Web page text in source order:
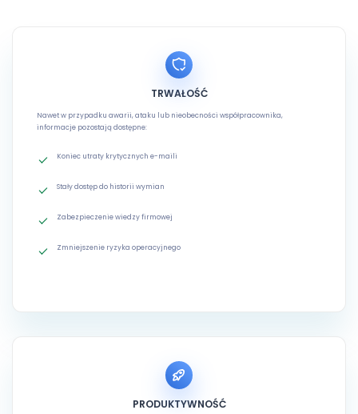
TRWAŁOŚĆ
Nawet w przypadku awarii, ataku lub nieobecności współpracownika,
informacje pozostają dostępne:
Koniec utraty krytycznych e-maili
Stały dostęp do historii wymian
Zabezpieczenie wiedzy firmowej
Zmniejszenie ryzyka operacyjnego
PRODUKTYWNOŚĆ